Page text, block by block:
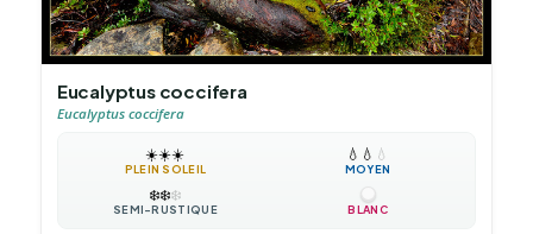
Eucalyptus coccifera
Eucalyptus coccifera
☀️☀️☀️
PLEIN SOLEIL
💧 💧 💧
MOYEN
❄️❄️❄️
SEMI-RUSTIQUE BLANC